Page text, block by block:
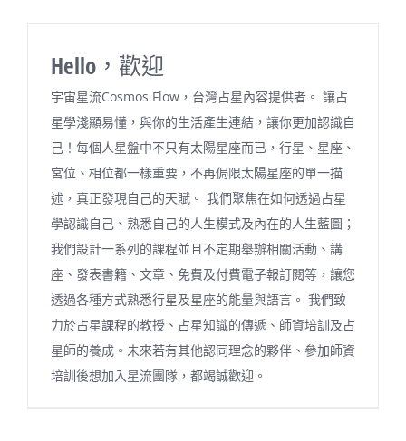
Hello，歡迎
宇宙星流Cosmos Flow，台灣占星內容提供者。 讓占
星學淺顯易懂，與你的生活產生連結，讓你更加認識自
己！每個人星盤中不只有太陽星座而已，行星、星座、
宮位、相位都一樣重要，不再侷限太陽星座的單一描
述，真正發現自己的天賦。 我們聚焦在如何透過占星
學認識自己、熟悉自己的人生模式及內在的人生藍圖；
我們設計一系列的課程並且不定期舉辦相關活動、講
座、發表書籍、文章、免費及付費電子報訂閱等，讓您
透過各種方式熟悉行星及星座的能量與語言。 我們致
力於占星課程的教授、占星知識的傳遞、師資培訓及占
星師的養成。未來若有其他認同理念的夥伴、參加師資
培訓後想加入星流團隊，都竭誠歡迎。